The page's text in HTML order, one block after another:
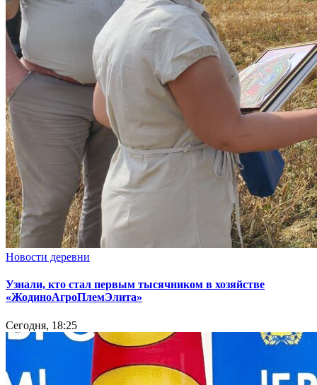
Новости деревни
Узнали, кто стал первым тысячником в хозяйстве
«ЖодиноАгроПлемЭлита»
Сегодня, 18:25